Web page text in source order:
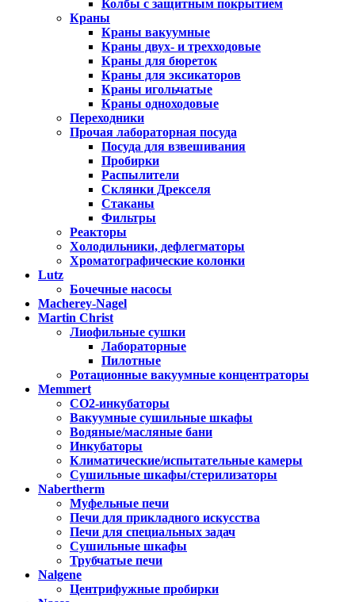
Колбы с защитным покрытием
Краны
Краны вакуумные
Краны двух- и трехходовые
Краны для бюреток
Краны для эксикаторов
Краны игольчатые
Краны одноходовые
Переходники
Прочая лабораторная посуда
Посуда для взвешивания
Пробирки
Распылители
Склянки Дрекселя
Стаканы
Фильтры
Реакторы
Холодильники, дефлегматоры
Хроматографические колонки
Lutz
Бочечные насосы
Macherey-Nagel
Martin Christ
Лиофильные сушки
Лабораторные
Пилотные
Ротационные вакуумные концентраторы
Memmert
CO2-инкубаторы
Вакуумные сушильные шкафы
Водяные/масляные бани
Инкубаторы
Климатические/испытательные камеры
Сушильные шкафы/стерилизаторы
Nabertherm
Муфельные печи
Печи для прикладного искусства
Печи для специальных задач
Сушильные шкафы
Трубчатые печи
Nalgene
Центрифужные пробирки